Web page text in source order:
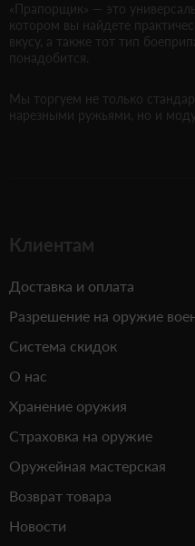
«Прапорщик» — это
котором вы найдете
вкусу, а также тот тип
понадобится.
Мы торгуем не только
нарезными ружьями, но и
Клиентам
Доставка и оплата
Разрешение на оружие
Система скидок
О нас
Хранение оружия
Страховка на оружие
Оружейная мастерская
Возврат товара
Новости